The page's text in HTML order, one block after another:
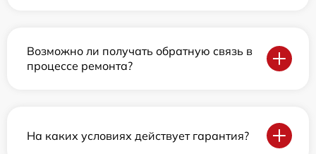
Возможно ли получать обратную связь в
процессе ремонта?
На каких условиях действует гарантия?